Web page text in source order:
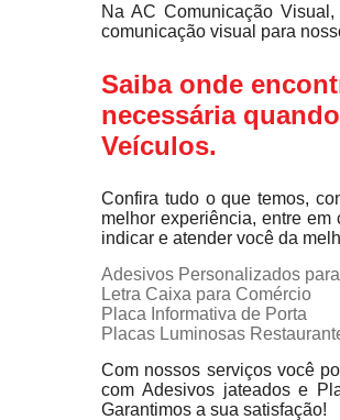
Na AC Comunicação
comunicação visual para
Saiba onde
necessária
Veículos.
Confira tudo o que temos,
melhor experiência, entre
indicar e atender você da
Adesivos Personalizados
Letra Caixa para Comércio
Placa Informativa de Porta
Placas Luminosas
Com nossos serviços você
com Adesivos jateados e
Garantimos a sua satisfação!